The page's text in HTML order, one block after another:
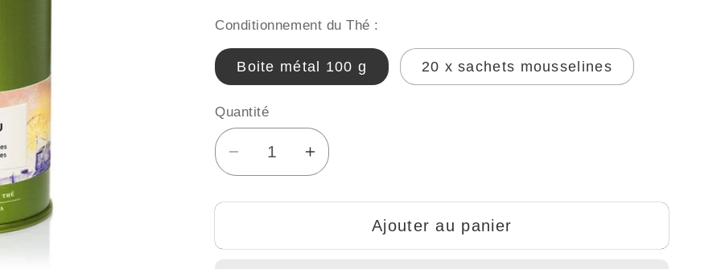
Conditionnement du Thé :
Boite métal 100 g 20 x sachets mousselines
Quantité
Réduire
la
quantité
Thé
Augmenter
la
quantité
Thé
Ajouter au panier